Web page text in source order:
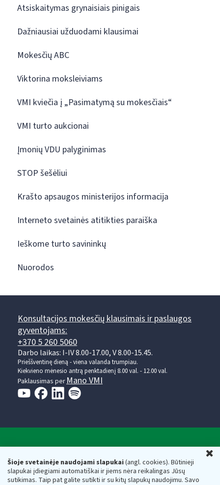
Šioje svetainėje naudojami slapukai(angl. cookies). Būtinieji
slapukai įdiegiami automatiškai ir jiems nėra reikalingas Jūsų
sutikimas. Taip pat galite sutikti ir su kitų slapukų naudojimu. Savo
Atsiskaitymas grynaisiais pinigais
Dažniausiai užduodami klausimai
Mokesčių ABC
Viktorina moksleiviams
VMI kviečia į „Pasimatymą su mokesčiais“
VMI turto aukcionai
Įmonių VDU palyginimas
STOP šešėliui
Krašto apsaugos ministerijos informacija
Interneto svetainės atitikties paraiška
Ieškome turto savininkų
Nuorodos
Konsultacijos mokesčių klausimais ir paslaugos
gyventojams:
+370 5 260 5060
Darbo laikas: I-IV 8.00-17.00, V 8.00-15.45.
Prieššventinę dieną - viena valanda trumpiau.
Kiekvieno mėnesio antrą penktadienį 8.00 val. - 12.00 val.
Paklausimas per Mano VMI
Respublikos finansų ministerijos
Biudžetinė įstaiga. Juridinio asmens kodas — 188659752,